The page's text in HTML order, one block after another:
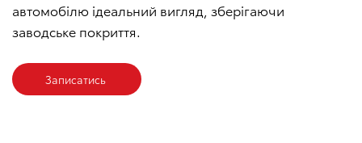
автомобілю ідеальний вигляд, зберігаючи
заводське покриття.
Записатись